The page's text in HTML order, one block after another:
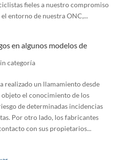
fieles a nuestro compromiso
entorno de nuestra ONC,...
en algunos modelos de
categoría
realizado un llamamiento desde
el conocimiento de los
de determinadas incidencias
Por otro lado, los fabricantes
con sus propietarios...